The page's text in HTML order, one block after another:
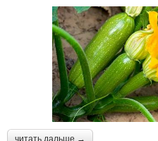
читать дальше →